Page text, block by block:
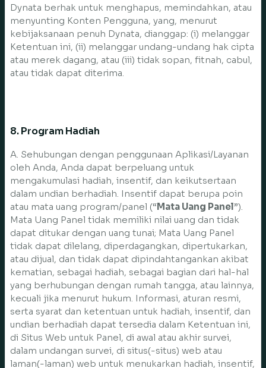
Dynata berhak untuk menghapus, memindahkan, atau
menyunting Konten Pengguna, yang, menurut
kebijaksanaan penuh Dynata, dianggap: (i) melanggar
Ketentuan ini, (ii) melanggar undang-undang hak cipta
atau merek dagang, atau (iii) tidak sopan, fitnah, cabul,
atau tidak dapat diterima.
8. Program Hadiah
A. Sehubungan dengan penggunaan Aplikasi/Layanan
oleh Anda, Anda dapat berpeluang untuk
mengakumulasi hadiah, insentif, dan keikutsertaan
dalam undian berhadiah. Insentif dapat berupa poin
atau mata uang program/panel (“Mata Uang Panel”).
Mata Uang Panel tidak memiliki nilai uang dan tidak
dapat ditukar dengan uang tunai; Mata Uang Panel
tidak dapat dilelang, diperdagangkan, dipertukarkan,
atau dijual, dan tidak dapat dipindahtangankan akibat
kematian, sebagai hadiah, sebagai bagian dari hal-hal
yang berhubungan dengan rumah tangga, atau lainnya,
kecuali jika menurut hukum. Informasi, aturan resmi,
serta syarat dan ketentuan untuk hadiah, insentif, dan
undian berhadiah dapat tersedia dalam Ketentuan ini,
di Situs Web untuk Panel, di awal atau akhir survei,
dalam undangan survei, di situs(-situs) web atau
laman(-laman) web untuk menukarkan hadiah, insentif,